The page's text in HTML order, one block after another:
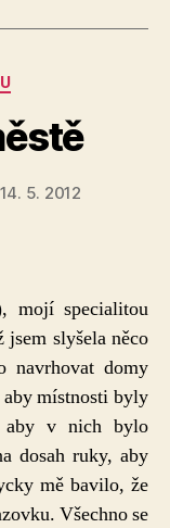
14. 5. 2012
mojí specialitou
slyšela něco
navrhovat domy
místnosti byly
aby v nich bylo
dosah ruky, aby
mě bavilo, že
Všechno se